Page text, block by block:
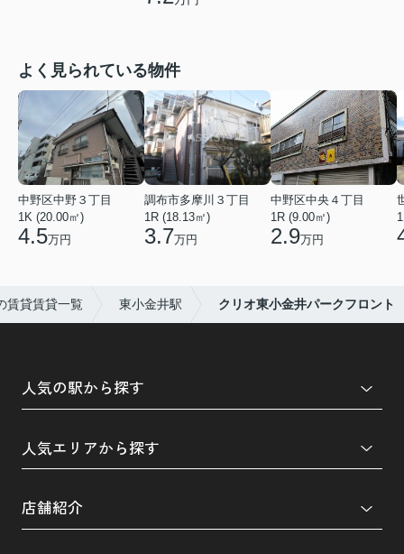
よく見られている物件
中野区中野３丁目
1K (20.00㎡)
4.5万円
調布市多摩川３丁目
1R (18.13㎡)
3.7万円
中野区中央４丁目
1R (9.00㎡)
2.9万円
賃貸賃貸一覧 東小金井駅 クリオ東小金井パークフロント
人気の駅から探す
人気エリアから探す
店舗紹介